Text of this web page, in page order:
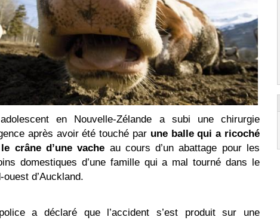
en Nouvelle-Zélande a subi une chirurgie
après avoir été touché par une balle qui a ricoché
crâne d’une vache au cours d’un abattage pour les
domestiques d’une famille qui a mal tourné dans le
ouest d’Auckland.
a déclaré que l’accident s’est produit sur ​​une